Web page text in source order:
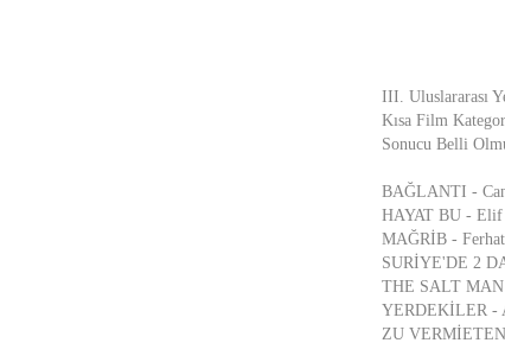
III. Uluslararası
Kısa Film
Sonucu Belli
BAĞLANTI -
HAYAT BU -
MAĞRİB -
SURİYE'DE 2
THE SALT MAN
YERDEKİLER -
ZU